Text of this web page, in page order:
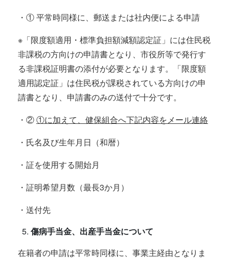
・① 平常時同様に、郵送または社内便による申請
※「限度額適用・標準負担額減額認定証」には住民税
非課税の方向けの申請書となり、市役所等で発行す
る非課税証明書の添付が必要となります。「限度額
適用認定証」は住民税が課税されている方向けの申
請書となり、申請書のみの送付で十分です。
・②①に加えて、健保組合へ下記内容をメール連絡
・氏名及び生年月日（和暦）
・証を使用する開始月
・証明希望月数（最長3か月）
・送付先
傷病手当金、出産手当金について
在籍者の申請は平常時同様に、事業主経由となりま